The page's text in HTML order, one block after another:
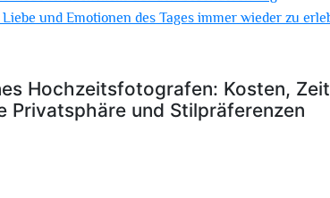
und Emotionen des Tages immer wieder zu
Hochzeitsfotografen: Kosten,
Privatsphäre und Stilpräferenzen